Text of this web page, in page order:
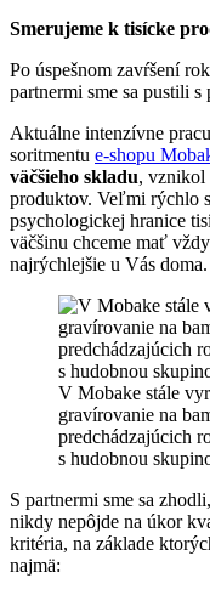
Smerujeme k tisícke
Po úspešnom zavŕšení
partnermi sme sa pustili s
Aktuálne intenzívne
soritmentu e-shopu
väčšieho skladu, vznikol
produktov. Veľmi rýchlo
psychologickej hranice
väčšinu chceme mať
najrýchlejšie u Vás doma.
V Mobake stále
gravírovanie na
predchádzajúcich
s hudobnou
S partnermi sme sa
nikdy nepôjde na úkor
kritéria, na základe
najmä: